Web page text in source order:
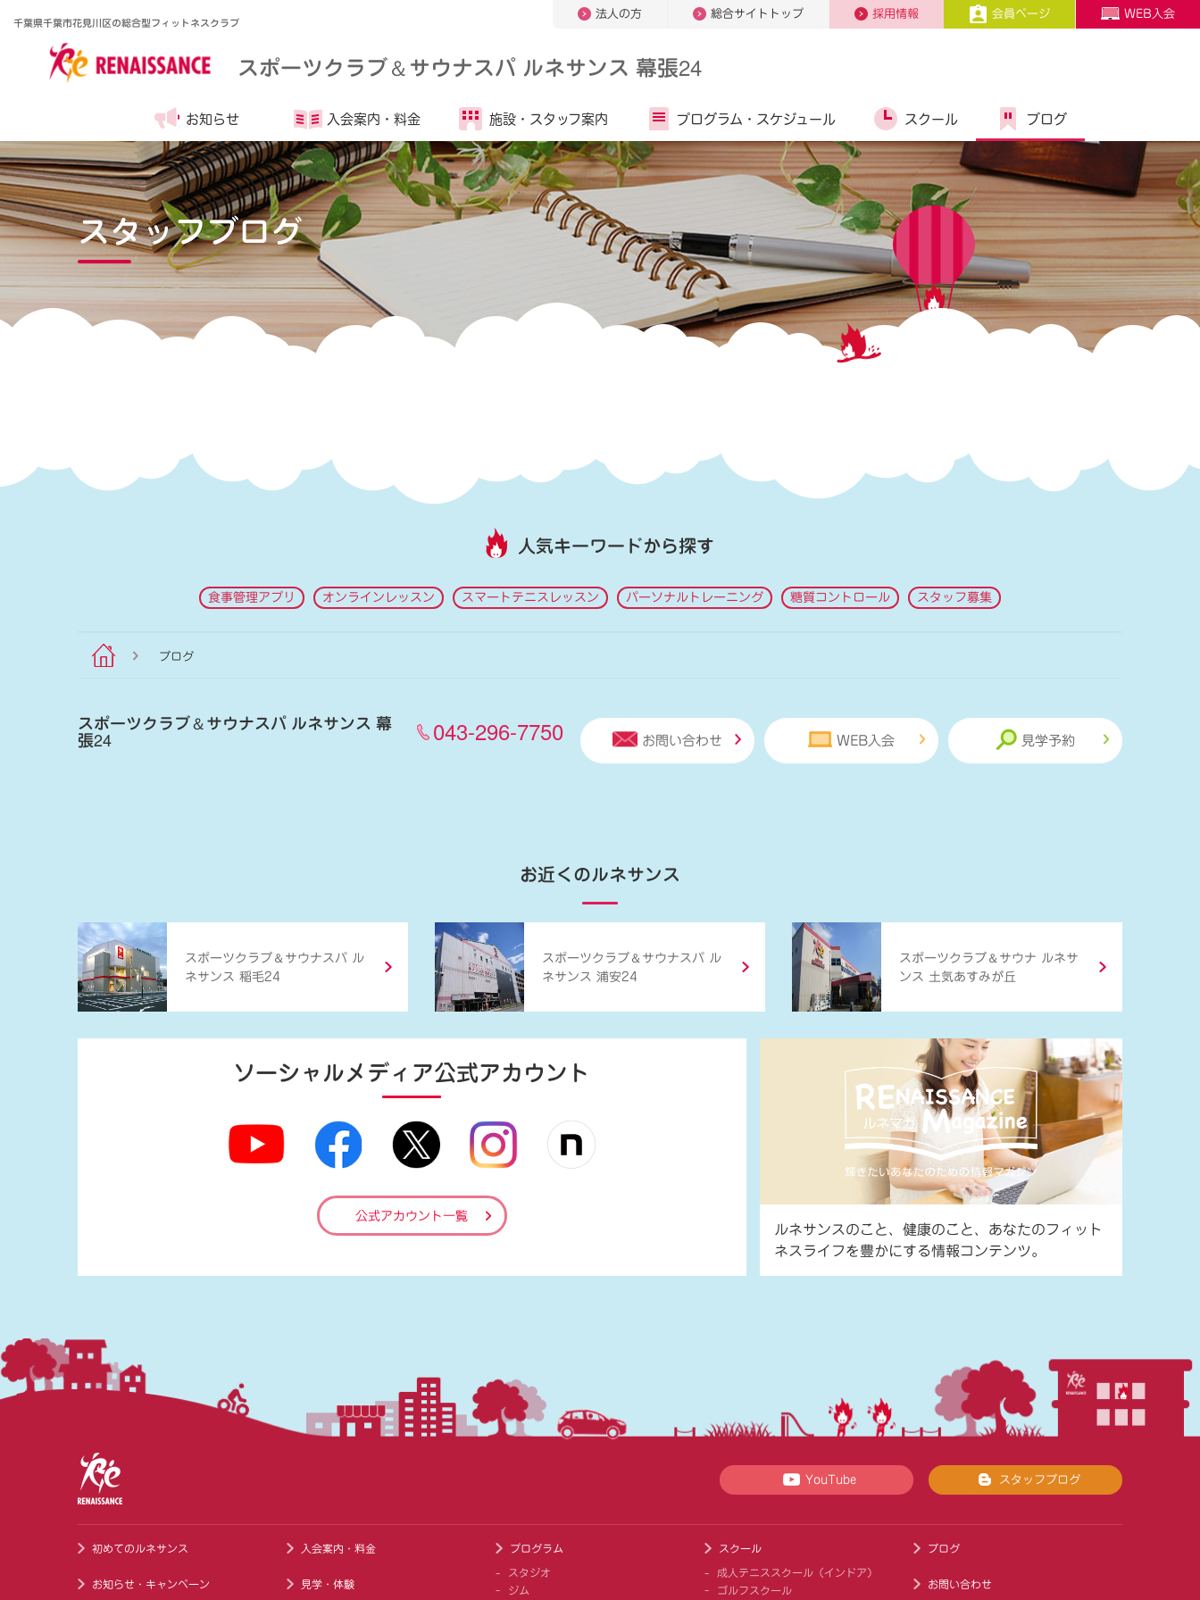
千葉県千葉市花見川区の総合型フィットネスクラブ
法人の方 総合サイトトップ 採用情報 会員ページ WEB入会
スポーツクラブ＆サウナスパ ルネサンス 幕張24
お知らせ 入会案内・ 料金 施設・ スタッフ案内 プログラム・ スケジュール スクール ブログ
スタッフブログ
人気キーワードから探す
食事管理アプリ オンラインレッスン スマートテニスレッスン パーソナルトレーニング 糖質コントロール スタッフ募集
ブログ
スポーツクラブ＆サウナスパ ルネサンス 幕
張24 043-296-7750 お問い合わせ WEB入会 見学予約
お近くのルネサンス
スポーツクラブ ＆ サウナスパ ル
ネサンス 稲毛24
スポーツクラブ ＆ サウナスパ ル
ネサンス 浦安24
スポーツクラブ ＆ サウナ ルネサ
ンス 土気あすみが丘
ソーシャルメディア公式アカウント
公式アカウント一覧
ルネサンスのこと、健康のこと、あなたのフィット
ネスライフを豊かにする情報コンテンツ。
YouTube スタッフブログ
初めてのルネサンス
お知らせ・キャンペーン
入会案内・料金
見学・体験
プログラム
スタジオ
ジム
スクール
成人テニススクール（インドア）
ゴルフスクール
ブログ
お問い合わせ